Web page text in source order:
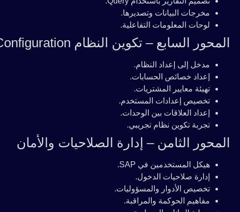
مخرجات البيانات وتصديرها.
لوحات المعلومات التفاعلية.
المحور السابع – تكوين النظام Configuration
مدخل إلى إعداد النظام.
إعداد خصائص الحسابات.
تهيئة معايير المشتريات.
تخصيص إعدادات المستخدم.
إعداد العلاقات بين الوحدات.
تجربة تكوين نظام تجريبي.
المحور الثامن – إدارة الصلاحيات والأمان
هيكل المستخدمين في SAP.
إدارة صلاحيات الدخول.
تخصيص الأدوار والمسؤوليات.
مفاهيم الحوكمة والمراقبة.